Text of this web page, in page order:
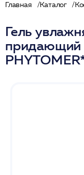
Главная Каталог
Гель
придающий